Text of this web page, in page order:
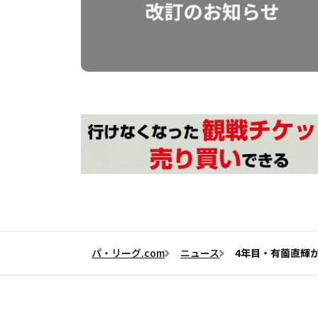
パ・リーグ.com ニュース 4年目・有薗直輝